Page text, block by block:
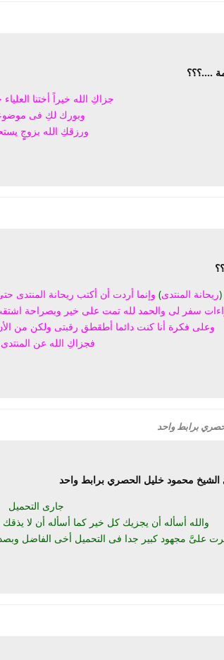
....؟؟؟
جزاكِ الله خيراً أختنا
وبورك لكِ فى
ورزقكِ الله بزوجٍٍ
(ريحانة المنتدى) وإنما أردت أن أكتب ريحانة المنتدى
سفر لى والحمد لله تمت على خير وبصراحة
وعلى فكرة أنا كنت دائما أطقطق رقبتى ولكن من
فجزاكِ الله عن
برابط واحد
الشيخ محمود خليل الحصري برابط واحد
جارى التحميل
والله أسأله أن يجزيك كل خير كما أسأله أن لا
علىَّ مجهود كبير جدا فى التحميل أخى الفاضل